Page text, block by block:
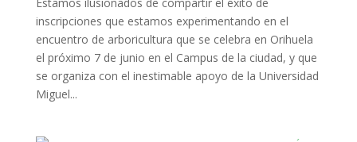
inscripciones que estamos experimentando en el
encuentro de arboricultura que se celebra en Orihuela
el próximo 7 de junio en el Campus de la ciudad, y que
se organiza con el inestimable apoyo de la Universidad
Miguel...